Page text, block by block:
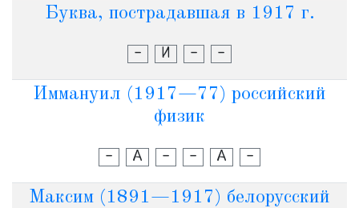
Буква, пострадавшая в 1917 г.
- И - -
Иммануил (1917—77) российский
физик
- А - - А -
Максим (1891—1917) белорусский